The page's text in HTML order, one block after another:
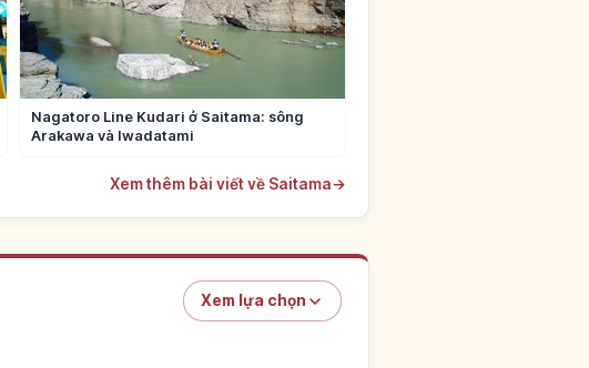
Nagatoro Line Kudari ở Saitama: sông
Arakawa và Iwadatami
Xem thêm bài viết về Saitama→
Xem lựa chọn